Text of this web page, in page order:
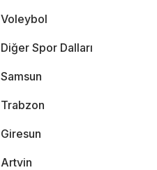
Voleybol
Diğer Spor Dalları
Samsun
Trabzon
Giresun
Artvin